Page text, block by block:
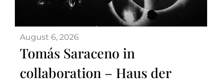
August 6, 2026
Tomás Saraceno in
collaboration – Haus der